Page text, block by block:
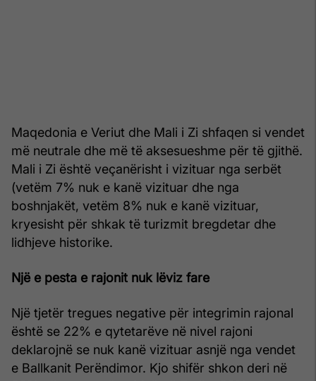
Maqedonia e Veriut dhe Mali i Zi shfaqen si vendet
më neutrale dhe më të aksesueshme për të gjithë.
Mali i Zi është veçanërisht i vizituar nga serbët
(vetëm 7% nuk e kanë vizituar dhe nga
boshnjakët, vetëm 8% nuk e kanë vizituar,
kryesisht për shkak të turizmit bregdetar dhe
lidhjeve historike.
Një e pesta e rajonit nuk lëviz fare
Një tjetër tregues negative për integrimin rajonal
është se 22% e qytetarëve në nivel rajoni
deklarojnë se nuk kanë vizituar asnjë nga vendet
e Ballkanit Perëndimor. Kjo shifër shkon deri në